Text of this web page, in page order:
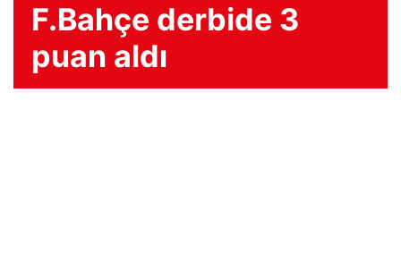
F.Bahçe derbide 3
puan aldı